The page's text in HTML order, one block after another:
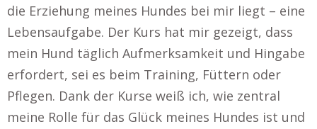
die Erziehung meines Hundes bei mir liegt – eine
Lebensaufgabe. Der Kurs hat mir gezeigt, dass
mein Hund täglich Aufmerksamkeit und Hingabe
erfordert, sei es beim Training, Füttern oder
Pflegen. Dank der Kurse weiß ich, wie zentral
meine Rolle für das Glück meines Hundes ist und